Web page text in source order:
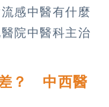
感中醫有什麼
院中醫科主治
？ 中西醫